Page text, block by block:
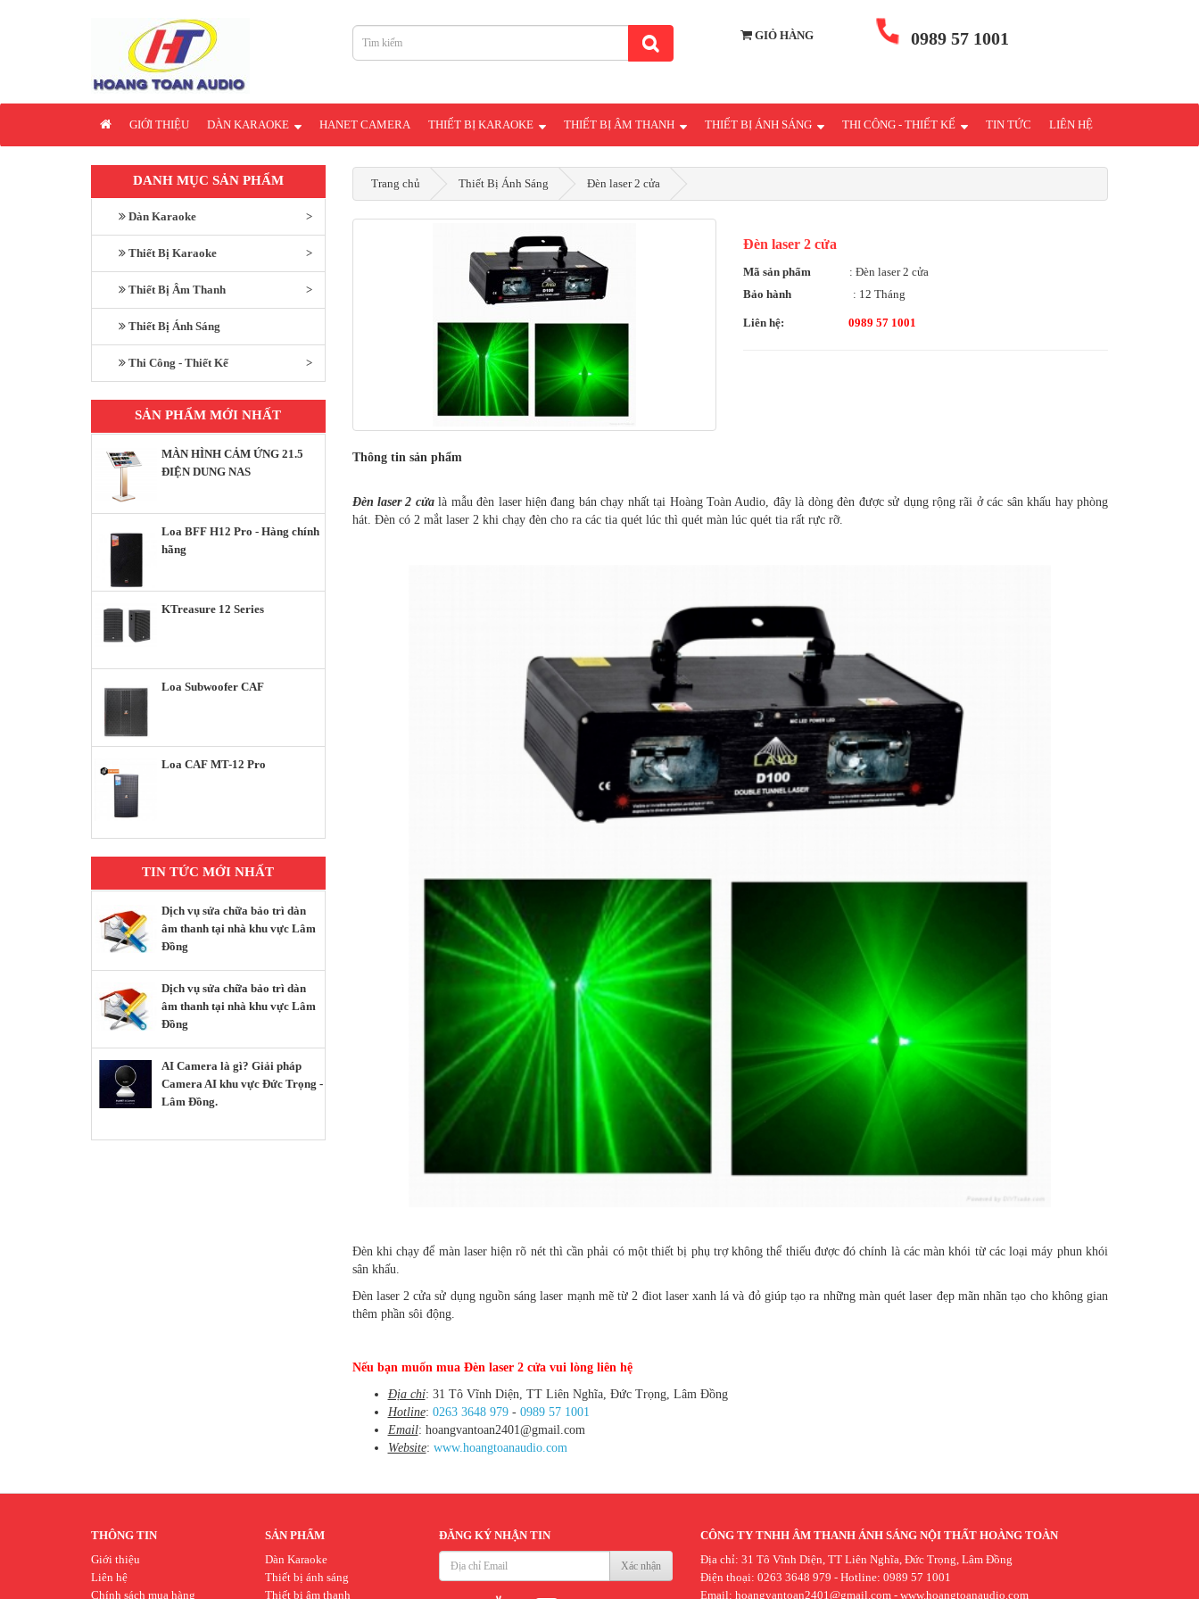
GIỎ HÀNG 0989 57 1001
GIỚI THIỆU DÀN KARAOKE HANET CAMERA THIẾT BỊ KARAOKE THIẾT BỊ ÂM THANH THIẾT BỊ ÁNH SÁNG THI CÔNG - THIẾT KẾ TIN TỨC LIÊN HỆ
DANH MỤC SẢN PHẨM
Dàn Karaoke
Thiết Bị Karaoke
Thiết Bị Âm Thanh
Thiết Bị Ánh Sáng
Thi Công - Thiết Kế
SẢN PHẨM MỚI NHẤT
MÀN HÌNH CẢM ỨNG 21.5
ĐIỆN DUNG NAS
Loa BFF H12 Pro - Hàng chính
hãng
KTreasure 12 Series
Loa Subwoofer CAF
Loa CAF MT-12 Pro
TIN TỨC MỚI NHẤT
Dịch vụ sửa chữa bảo trì dàn
âm thanh tại nhà khu vực Lâm
Đồng
Dịch vụ sửa chữa bảo trì dàn
âm thanh tại nhà khu vực Lâm
Đồng
AI Camera là gì? Giải pháp
Camera AI khu vực Đức Trọng -
Lâm Đồng.
Trang chủ Thiết Bị Ánh Sáng Đèn laser 2 cửa
Đèn laser 2 cửa
Mã sản phẩm
: Đèn laser 2 cửa
Bảo hành
: 12 Tháng
Liên hệ: 0989 57 1001
Thông tin sản phẩm
Đèn laser 2 cửalà mẫu đèn laser hiện đang bán chạy nhất tại Hoàng Toàn Audio, đây là dòng đèn được sử dụng rộng rãi ở các sân khấu hay phòng
hát. Đèn có 2 mắt laser 2 khi chạy đèn cho ra các tia quét lúc thì quét màn lúc quét tia rất rực rỡ.
Đèn khi chạy để màn laser hiện rõ nét thì cần phải có một thiết bị phụ trợ không thể thiếu được đó chính là các màn khói từ các loại máy phun khói
sân khấu.
Đèn laser 2 cửa sử dụng nguồn sáng laser mạnh mẽ từ 2 điot laser xanh lá và đỏ giúp tạo ra những màn quét laser đẹp mãn nhãn tạo cho không gian
thêm phần sôi động.
Nếu bạn muốn mua Đèn laser 2cửa vui lòng liên hệ
Địa chỉ: 31 Tô Vĩnh Diện, TT Liên Nghĩa, Đức Trọng, Lâm Đồng
Hotline: 0263 3648 979- 0989 57 1001
Email: hoangvantoan2401@gmail.com
Website: www.hoangtoanaudio.com
THÔNG TIN
Giới thiệu
Liên hệ
Chính sách mua hàng
SẢN PHẨM
Dàn Karaoke
Thiết bị ánh sáng
Thiết bị âm thanh
ĐĂNG KÝ NHẬN TIN
Xác nhận
CÔNG TY TNHH ÂM THANH ÁNH SÁNG NỘI THẤT HOÀNG TOÀN
Địa chỉ: 31 Tô Vĩnh Diện, TT Liên Nghĩa, Đức Trọng, Lâm Đồng
Điện thoại: 0263 3648 979 - Hotline: 0989 57 1001
Email: hoangvantoan2401@gmail.com- www.hoangtoanaudio.com